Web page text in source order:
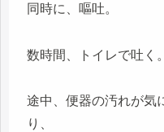
同時に、嘔吐。
数時間、トイレで吐く。
途中、便器の汚れが気
り、